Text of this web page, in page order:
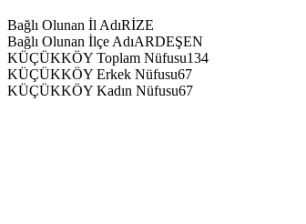
Bağlı Olunan İl AdıRİZE
Bağlı Olunan İlçe AdıARDEŞEN
KÜÇÜKKÖY Toplam Nüfusu134
KÜÇÜKKÖY Erkek Nüfusu67
KÜÇÜKKÖY Kadın Nüfusu67